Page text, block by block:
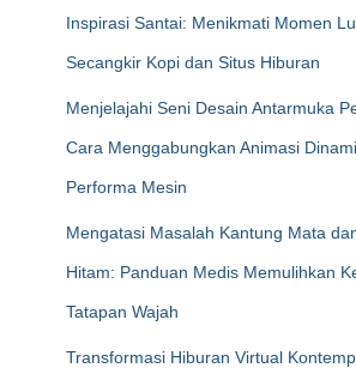
Inspirasi Santai: Menikmati Momen
Secangkir Kopi dan Situs Hiburan
Menjelajahi Seni Desain Antarmuka
Cara Menggabungkan Animasi
Performa Mesin
Mengatasi Masalah Kantung Mata
Hitam: Panduan Medis Memulihkan
Tatapan Wajah
Transformasi Hiburan Virtual